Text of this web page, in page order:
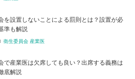
を設置しないことによる罰則とは？設置が必
準も解説
衛生委員会 産業医
で産業医は欠席しても良い？出席する義務は
底解説